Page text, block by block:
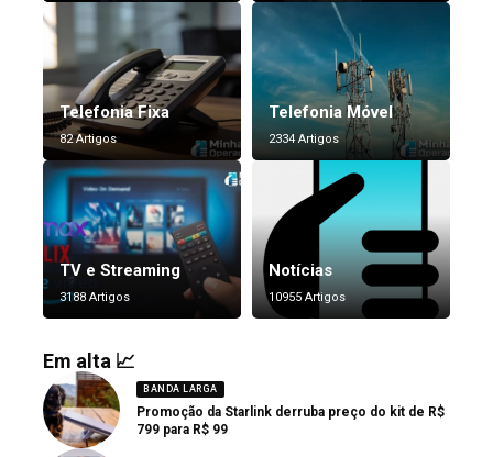
Telefonia Fixa
82 Artigos
Telefonia Móvel
2334 Artigos
TV e Streaming
3188 Artigos
Notícias
10955 Artigos
Em alta 📈
BANDA LARGA
Promoção da Starlink derruba preço do kit de R$
799 para R$ 99